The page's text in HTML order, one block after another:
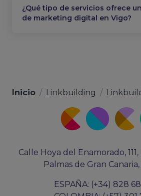
¿Qué tipo de servicios ofrece
de marketing digital en Vigo?
Inicio / Linkbuilding /
Calle Hoya del Enamorado, 111,
Palmas de Gran
ESPAÑA: (+34) 828